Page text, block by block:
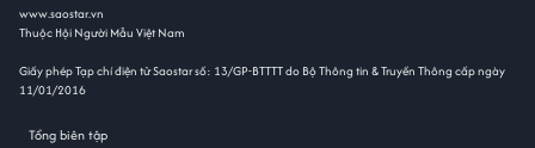
www.saostar.vn
Thuộc Hội Người Mẫu Việt Nam
Giấy phép Tạp chí điện tử Saostar số: 13/GP-BTTTT do Bộ Thông tin & Truyền Thông cấp ngày
11/01/2016
Tổng biên tập